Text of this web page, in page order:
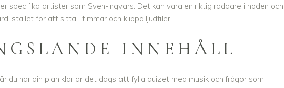
specifika artister som Sven-Ingvars. Det kan vara en riktig räddare i nöden och
istället för att sitta i timmar och klippa ljudfiler.
INNEHÅLL
du har din plan klar är det dags att fylla quizet med musik och frågor som